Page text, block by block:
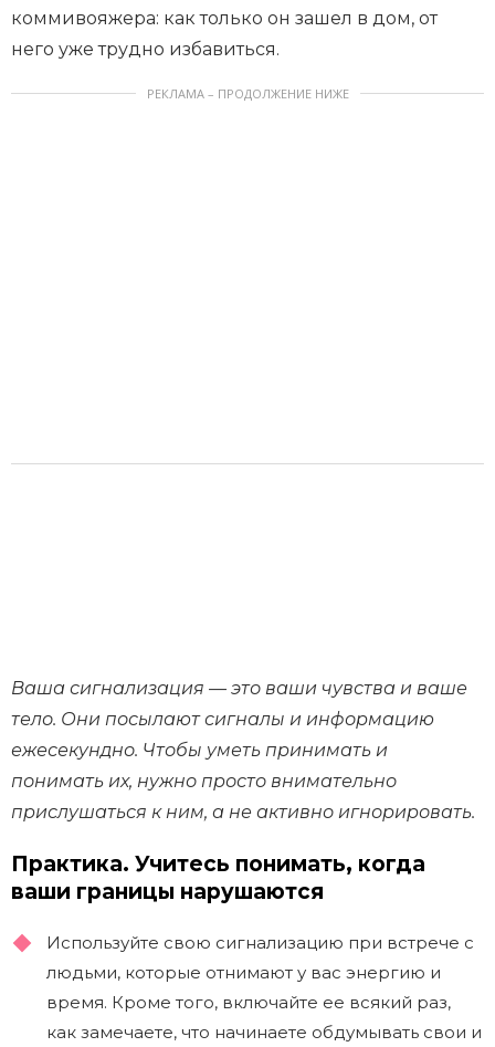
коммивояжера: как только он зашел в дом, от
него уже трудно избавиться.
РЕКЛАМА – ПРОДОЛЖЕНИЕ НИЖЕ
Ваша сигнализация — это ваши чувства и ваше
тело. Они посылают сигналы и информацию
ежесекундно. Чтобы уметь принимать и
понимать их, нужно просто внимательно
прислушаться к ним, а не активно игнорировать.
Практика. Учитесь понимать, когда
ваши границы нарушаются
Используйте свою сигнализацию при встрече с
людьми, которые отнимают у вас энергию и
время. Кроме того, включайте ее всякий раз,
как замечаете, что начинаете обдумывать свои и